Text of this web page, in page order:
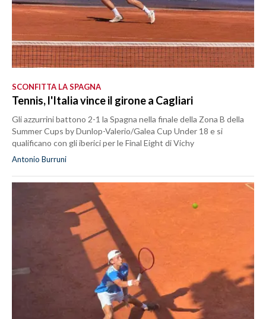
SCONFITTA LA SPAGNA
Tennis, l'Italia vince il girone a Cagliari
Gli azzurrini battono 2-1 la Spagna nella finale della Zona B della
Summer Cups by Dunlop-Valerio/Galea Cup Under 18 e si
qualificano con gli iberici per le Final Eight di Vichy
Antonio Burruni